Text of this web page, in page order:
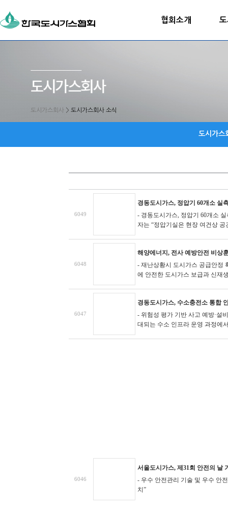
협회소개
도시가스회사 > 도시가스회사 소식
도시가스
6049
경동도시가스, 정압기 60개소 실
- 경동도시가스, 정압기 60개소
자는 “정압기실은 현장 여건상
6048
해양에너지, 전사 예방안전 비상
- 재난상황시 도시가스 공급안정
에 안전한 도시가스 보급과 신재
6047
경동도시가스, 수소충전소 통합
- 위험성 평가 기반 사고 예방·설
대되는 수소 인프라 운영 과정에
6046
서울도시가스, 제31회 안전의 날
- 우수 안전관리 기술 및 우수 안
치”